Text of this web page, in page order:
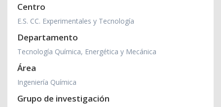
Centro
E.S. CC. Experimentales y Tecnología
Departamento
Tecnología Química, Energética y Mecánica
Área
Ingeniería Química
Grupo de investigación